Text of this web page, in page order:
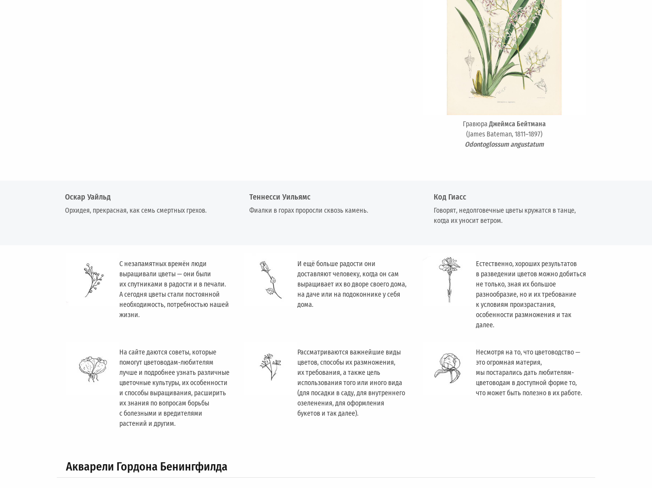
ГравюраДжеймса Бейтмана
(James Bateman, 1811–1897)
Odontoglossum angustatum
Оскар Уайльд
Орхидея, прекрасная, как семь смертных грехов.
Теннесси Уильямс
Фиалки в горах проросли сквозь камень.
Код Гиасс
Говорят, недолговечные цветы кружатся в танце,
когда их уносит ветром.
С незапамятных времён люди
выращивали цветы — они были
их спутниками в радости и в печали.
А сегодня цветы стали постоянной
необходимость, потребностью нашей
жизни.
И ещё больше радости они
доставляют человеку, когда он сам
выращивает их во дворе своего дома,
на даче или на подоконнике у себя
дома.
Естественно, хороших результатов
в разведении цветов можно добиться
не только, зная их большое
разнообразие, но и их требование
к условиям произрастания,
особенности размножения и так
далее.
На сайте даются советы, которые
помогут цветоводам-любителям
лучше и подробнее узнать различные
цветочные культуры, их особенности
и способы выращивания, расширить
их знания по вопросам борьбы
с болезными и вредителями
растений и другим.
Рассматриваются важнейшие виды
цветов, способы их размножения,
их требования, а также цель
использования того или иного вида
(для посадки в саду, для внутреннего
озеленения, для оформления
букетов и так далее).
Несмотря на то, что цветоводство —
это огромная материя,
мы постарались дать любителям-
цветоводам в доступной форме то,
что может быть полезно в их работе.
Акварели Гордона Бенингфилда